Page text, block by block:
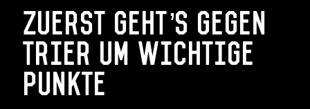
Zuerst geht’s gegen
Trier um wichtige
Punkte